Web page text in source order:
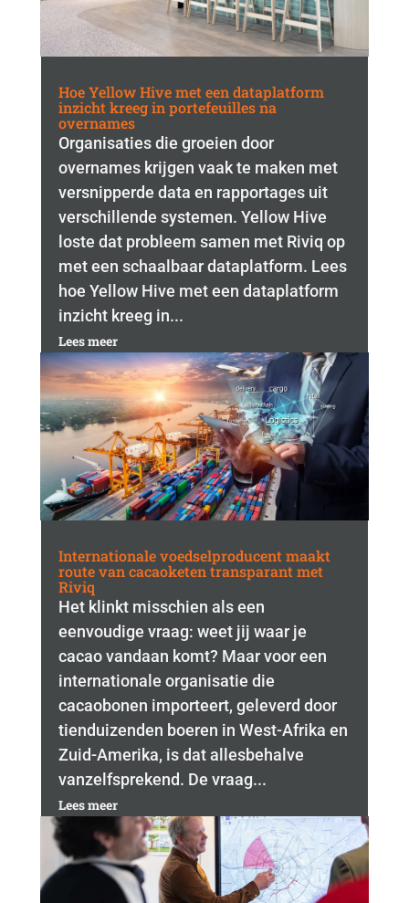
Hoe Yellow Hive met een dataplatform
inzicht kreeg in portefeuilles na
overnames
Organisaties die groeien door
overnames krijgen vaak te maken met
versnipperde data en rapportages uit
verschillende systemen. Yellow Hive
loste dat probleem samen met Riviq op
met een schaalbaar dataplatform. Lees
hoe Yellow Hive met een dataplatform
inzicht kreeg in...
Lees meer
Internationale voedselproducent maakt
route van cacaoketen transparant met
Riviq
Het klinkt misschien als een
eenvoudige vraag: weet jij waar je
cacao vandaan komt? Maar voor een
internationale organisatie die
cacaobonen importeert, geleverd door
tienduizenden boeren in West-Afrika en
Zuid-Amerika, is dat allesbehalve
vanzelfsprekend. De vraag...
Lees meer